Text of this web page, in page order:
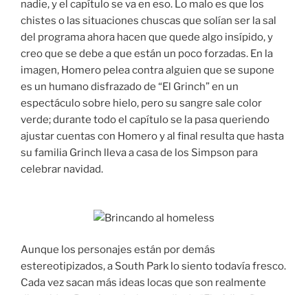
nadie, y el capítulo se va en eso. Lo malo es que los
chistes o las situaciones chuscas que solían ser la sal
del programa ahora hacen que quede algo insípido, y
creo que se debe a que están un poco forzadas. En la
imagen, Homero pelea contra alguien que se supone
es un humano disfrazado de “El Grinch” en un
espectáculo sobre hielo, pero su sangre sale color
verde; durante todo el capítulo se la pasa queriendo
ajustar cuentas con Homero y al final resulta que hasta
su familia Grinch lleva a casa de los Simpson para
celebrar navidad.
Aunque los personajes están por demás
estereotipizados, a South Park lo siento todavía fresco.
Cada vez sacan más ideas locas que son realmente